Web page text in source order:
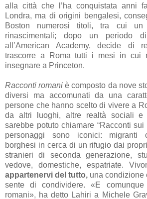
alla città che l’ha conquistata anni
Londra, ma di origini bengalesi,
Boston numerosi titoli, tra cui un
rinascimentali; dopo un periodo
all’American Academy, decide di
trascorre a Roma tutti i mesi in cui
insegnare a Princeton.
Racconti romani è composto da nove
diversi ma accomunati da una
persone che hanno scelto di vivere a
da altri luoghi, altre realtà sociali
sarebbe potuto chiamare “Racconti sui
personaggi sono iconici: migranti
borghesi in cerca di un rifugio dai
stranieri di seconda generazione,
vedove, domestiche, espatriate.
appartenervi del tutto, una condizione
sente di condividere. «E
romani», ha detto Lahiri a Michele